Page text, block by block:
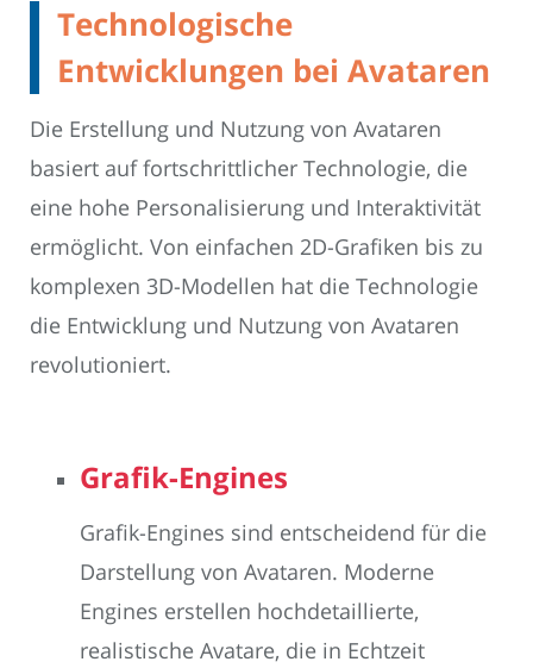
Technologische
Entwicklungen bei Avataren
Die Erstellung und Nutzung von Avataren
basiert auf fortschrittlicher Technologie, die
eine hohe Personalisierung und Interaktivität
ermöglicht. Von einfachen 2D-Grafiken bis zu
komplexen 3D-Modellen hat die Technologie
die Entwicklung und Nutzung von Avataren
revolutioniert.
Grafik-Engines
Grafik-Engines sind entscheidend für die
Darstellung von Avataren. Moderne
Engines erstellen hochdetaillierte,
realistische Avatare, die in Echtzeit